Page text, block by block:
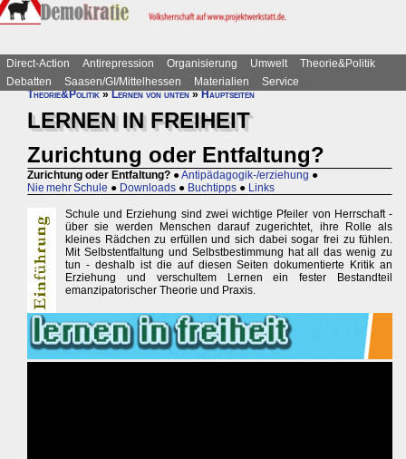
Direct-Action Antirepression Organisierung Umwelt
Theorie&Politik
Debatten
Saasen/GI/Mittelhessen Materialien
Service
Theorie&Politik»Lernen von unten»Hauptseiten
LERNEN IN FREIHEIT
Zurichtung oder Entfaltung?
Zurichtung oder Entfaltung? ●Antipädagogik-/erziehung ●
Nie mehr Schule ● Downloads ● Buchtipps ● Links
Schule und Erziehung sind zwei wichtige Pfeiler von Herrschaft -
über sie werden Menschen darauf zugerichtet, ihre Rolle als
kleines Rädchen zu erfüllen und sich dabei sogar frei zu fühlen.
Mit Selbstentfaltung und Selbstbestimmung hat all das wenig zu
tun - deshalb ist die auf diesen Seiten dokumentierte Kritik an
Erziehung und verschultem Lernen ein fester Bestandteil
emanzipatorischer Theorie und Praxis.